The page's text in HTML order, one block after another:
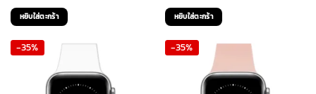
price
was:
4,690 ฿.2,990 ฿.
หยิบใส่ตะกร้า
price
was:
4,690 ฿.
2,990 ฿.
หยิบใส่ตะกร้า
-35% -35%